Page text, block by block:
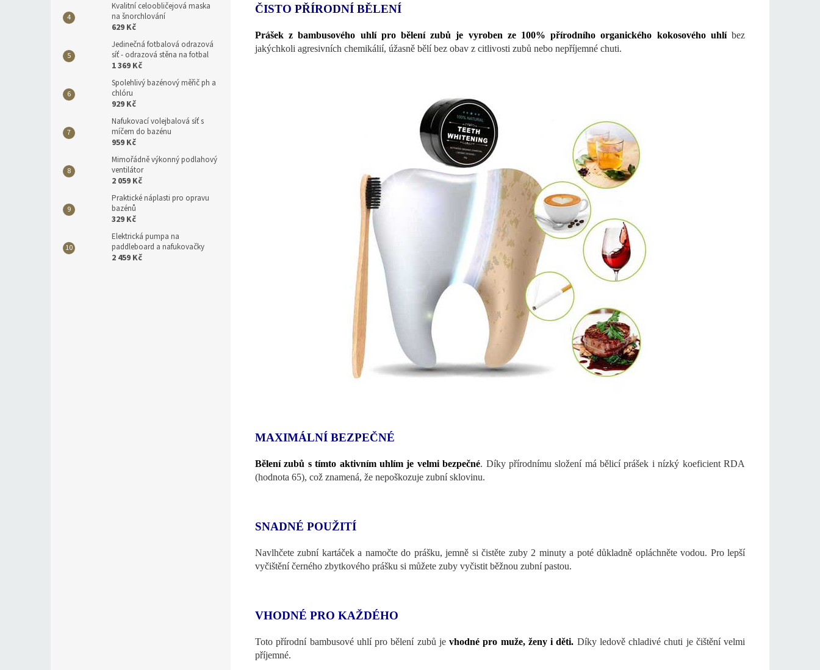
Kvalitní celoobličejová maska
na šnorchlování
629 Kč
Jedinečná fotbalová odrazová
síť - odrazová stěna na fotbal
1 369 Kč
Spolehlivý bazénový měřič ph a
chlóru
929 Kč
Nafukovací volejbalová síť s
míčem do bazénu
959 Kč
Mimořádně výkonný podlahový
ventilátor
2 059 Kč
Praktické náplasti pro opravu
bazénů
329 Kč
Elektrická pumpa na
paddleboard a nafukovačky
2 459 Kč
ČISTO PŘÍRODNÍ BĚLENÍ
Prášek z bambusového uhlí pro bělení zubů je vyroben ze 100% přírodního organického kokosového uhlí bez
jakýchkoli agresivních chemikálií, úžasně bělí bez obav z citlivosti zubů nebo nepříjemné chuti.
MAXIMÁLNÍ BEZPEČNÉ
Bělení zubů s tímto aktivním uhlím je velmi bezpečné. Díky přírodnímu složení má bělicí prášek i nízký koeficient RDA
(hodnota 65), což znamená, že nepoškozuje zubní sklovinu.
SNADNÉ POUŽITÍ
Navlhčete zubní kartáček a namočte do prášku, jemně si čistěte zuby 2 minuty a poté důkladně opláchněte vodou. Pro lepší
vyčištění černého zbytkového prášku si můžete zuby vyčistit běžnou zubní pastou.
VHODNÉ PRO KAŽDÉHO
Toto přírodní bambusové uhlí pro bělení zubů je vhodné pro muže, ženy i děti. Díky ledově chladivé chuti je čištění velmi
příjemné.